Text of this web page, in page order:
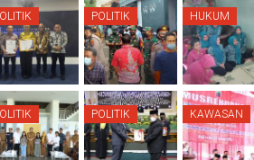
POLITIK HUKUM
POLITIK KAWASAN